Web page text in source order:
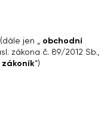
jen „ obchodní
zákona č. 89/2012 Sb.,
zákoník“)